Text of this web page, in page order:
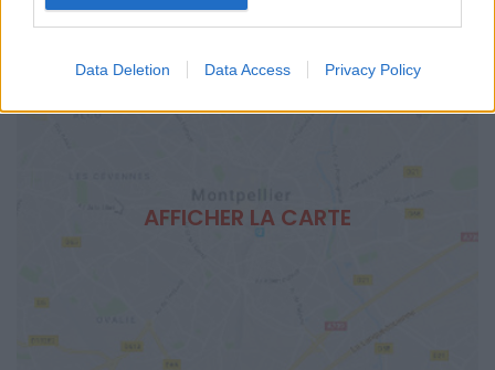
Data Deletion Data Access Privacy Policy
AFFICHER LA CARTE